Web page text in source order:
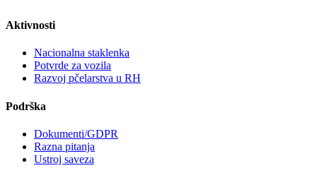
Aktivnosti
Nacionalna staklenka
Potvrde za vozila
Razvoj pčelarstva u RH
Podrška
Dokumenti/GDPR
Razna pitanja
Ustroj saveza